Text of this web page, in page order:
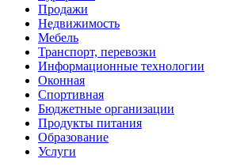
Продажи
Недвижимость
Мебель
Транспорт, перевозки
Информационные технологии
Оконная
Спортивная
Бюджетные организации
Продукты питания
Образование
Услуги